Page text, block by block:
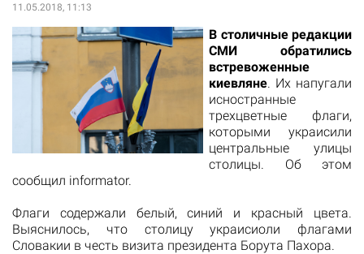
11.05.2018, 11:13
В столичные редакции
СМИ обратились
встревоженные
киевляне. Их напугали
исностранные
трехцветные флаги,
которыми украисили
центральные улицы
столицы. Об этом
сообщил informator.
Флаги содержали белый, синий и красный цвета.
Выяснилось, что столицу украисиоли флагами
Словакии в честь визита президента Борута Пахора.